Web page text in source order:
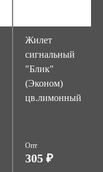
Жилет
сигнальный
"Блик"
(Эконом)
цв.лимонный
Опт
305 ₽